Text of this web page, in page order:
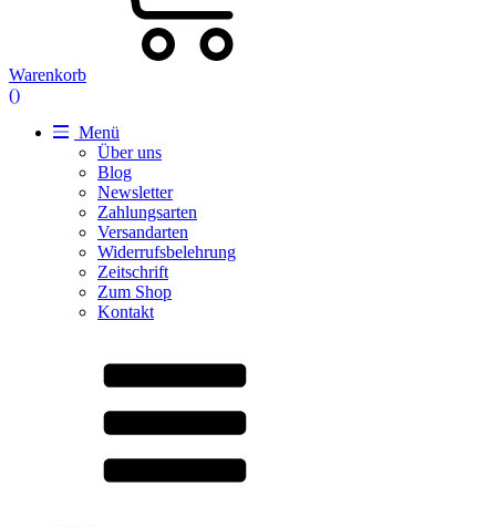
Warenkorb
()
Menü
Über uns
Blog
Newsletter
Zahlungsarten
Versandarten
Widerrufsbelehrung
Zeitschrift
Zum Shop
Kontakt